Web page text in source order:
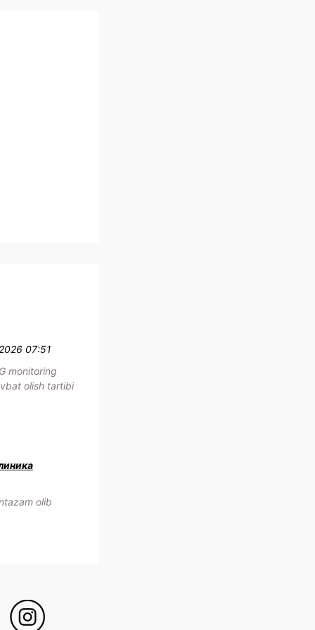
07:51
monitoring
olish tartibi
olib